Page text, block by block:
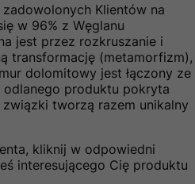
Klientów na
w 96% z Węglanu
jest przez rozkruszanie i
transformację (metamorfizm),
dolomitowy jest łączony ze
odlanego produktu pokryta
tworzą razem unikalny
kliknij w odpowiedni
interesującego Cię produktu